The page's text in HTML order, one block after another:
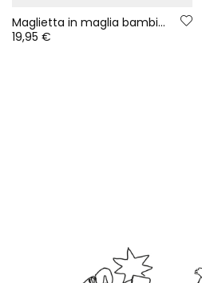
Maglietta in maglia bambino bordeaux con stampa Keep Cool
19,95 €